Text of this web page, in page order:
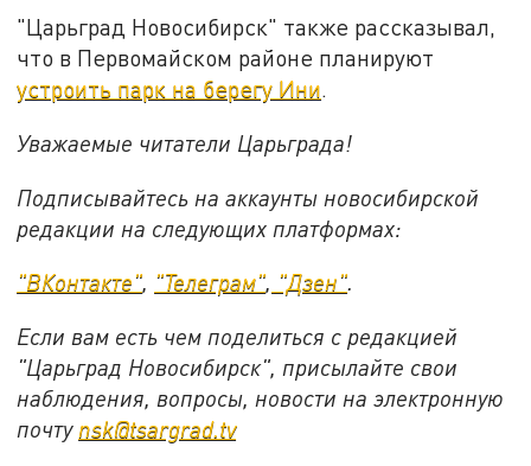
"Царьград Новосибирск" также рассказывал,
что в Первомайском районе планируют
устроить парк на берегу Ини.
Уважаемые читатели Царьграда!
Подписывайтесь на аккаунты новосибирской
редакции на следующих платформах:
"ВКонтакте", "Телеграм", "Дзен".
Если вам есть чем поделиться с редакцией
"Царьград Новосибирск", присылайте свои
наблюдения, вопросы, новости на электронную
почту nsk@tsargrad.tv